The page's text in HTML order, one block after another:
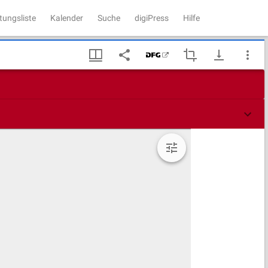
Kalender Suche digiPress Hilfe